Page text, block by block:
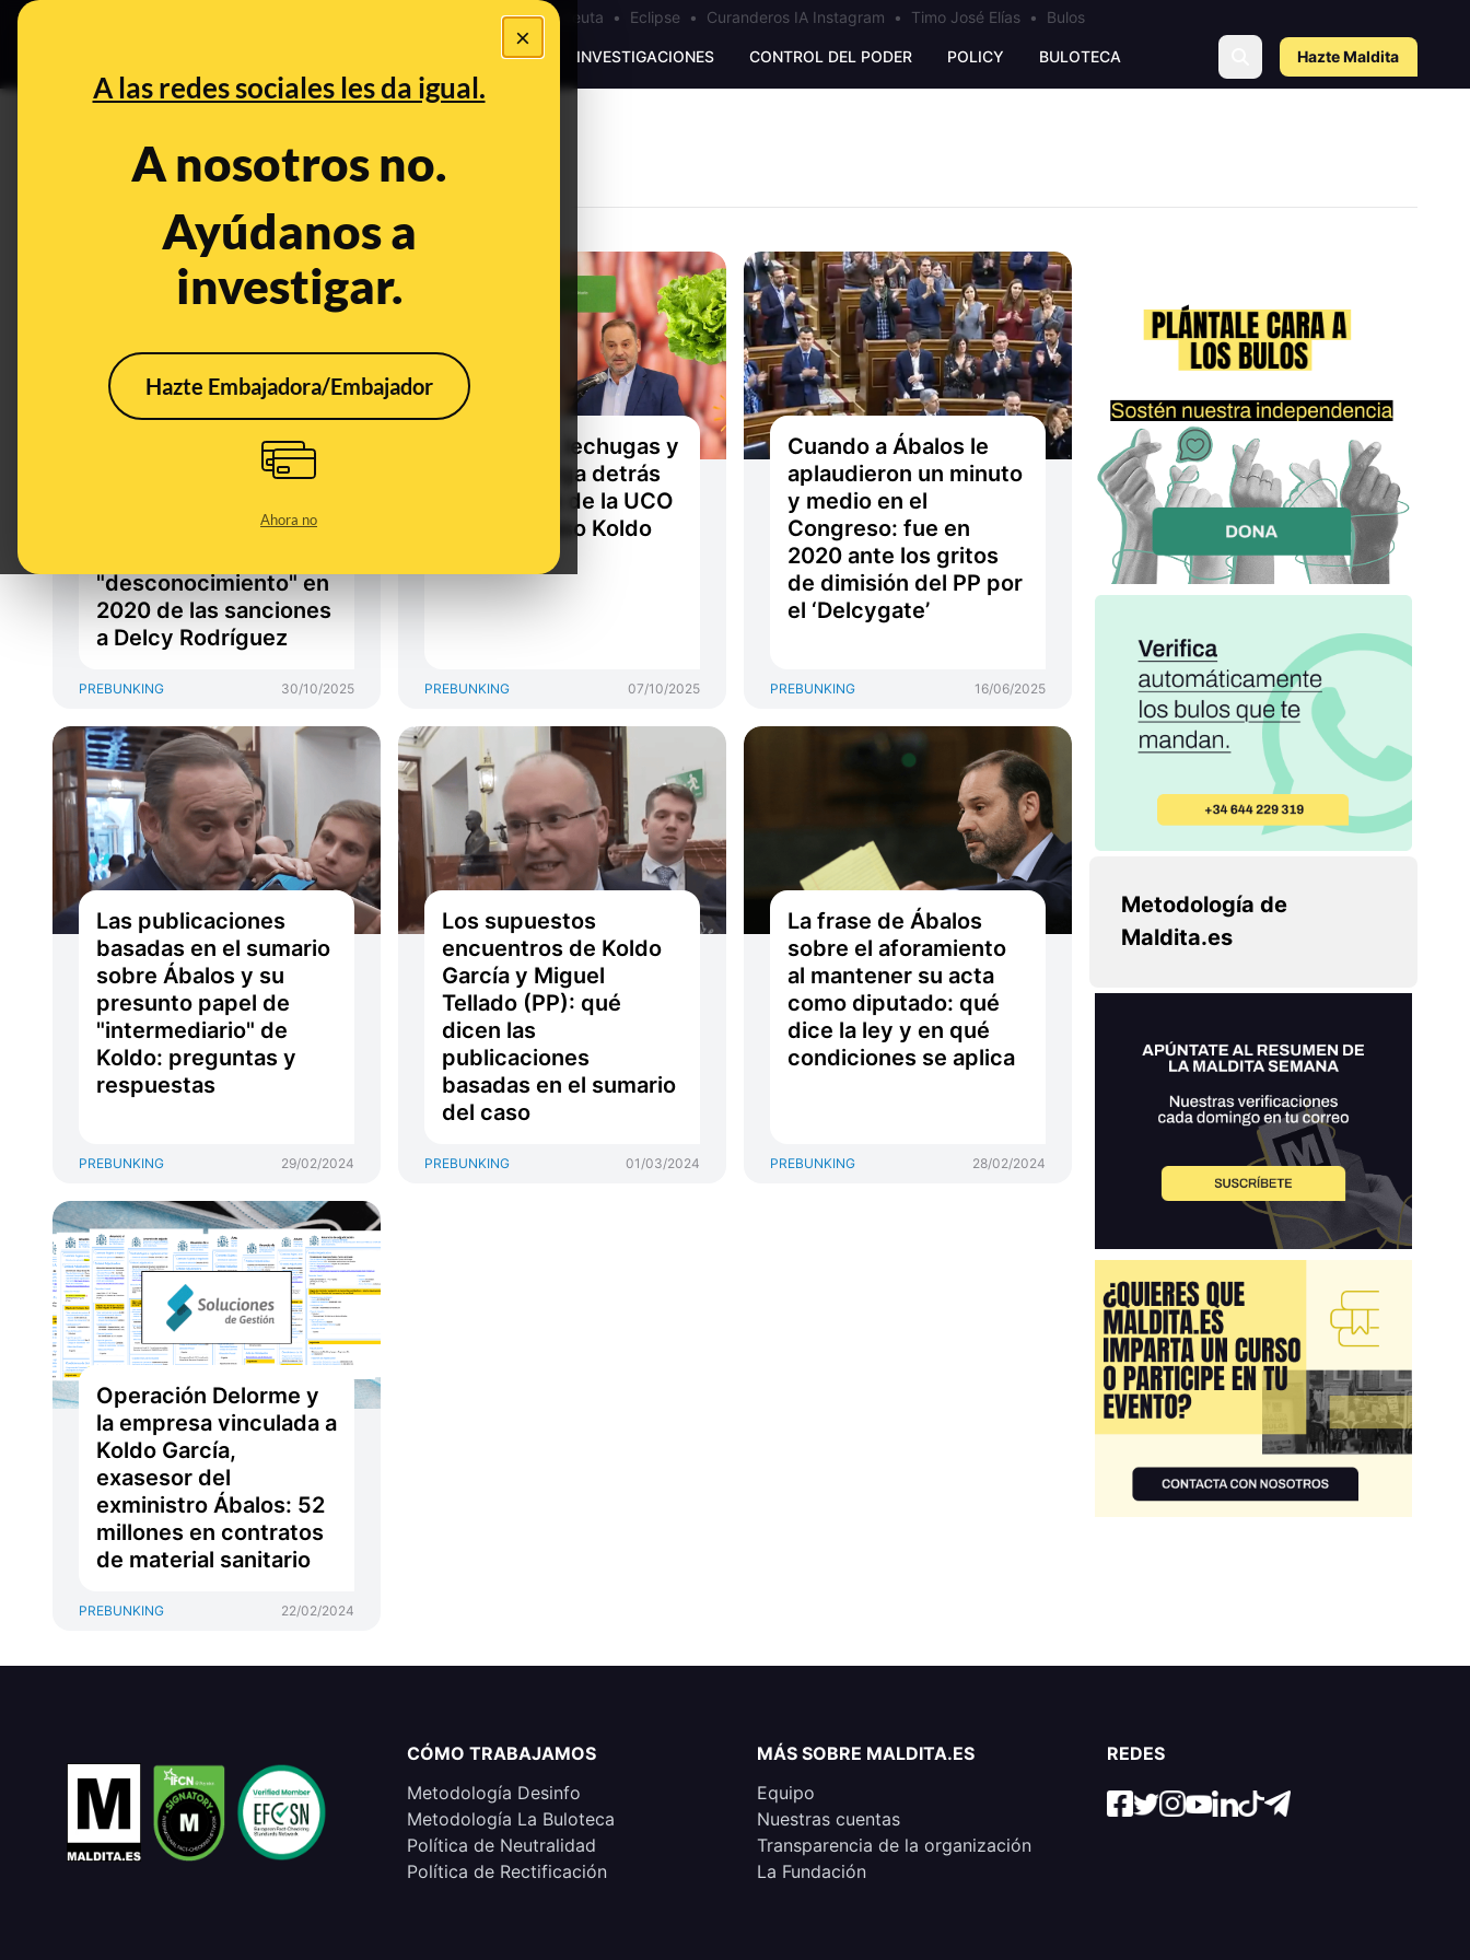
×
A las redes sociales les da igual.
A nosotros no.
Ayúdanos a
investigar.
Hazte Embajadora/Embajador
Ahora no
•Bulos Ceuta • Eclipse • Curanderos IA Instagram • Timo José Elías• Bulos
PREBUNKING INVESTIGACIONES CONTROL DEL PODER POLICY BULOTECA Hazte Maldita
Pedro Sánchez en la
comisión del Senado
reconocer cobros en
"desconocimiento" en
2020 de las sanciones
a Delcy Rodríguez
PREBUNKING 30/10/2025
Chistorras, lechugas y
soles: la jerga detrás
del informe de la UCO
sobre el Caso Koldo
PREBUNKING 07/10/2025
Cuando a Ábalos le
aplaudieron un minuto
y medio en el
Congreso: fue en
2020 ante los gritos
de dimisión del PP por
el ‘Delcygate’
PREBUNKING 16/06/2025
Las publicaciones
basadas en el sumario
sobre Ábalos y su
presunto papel de
"intermediario" de
Koldo: preguntas y
respuestas
PREBUNKING 29/02/2024
Los supuestos
encuentros de Koldo
García y Miguel
Tellado (PP): qué
dicen las
publicaciones
basadas en el sumario
del caso
PREBUNKING 01/03/2024
La frase de Ábalos
sobre el aforamiento
al mantener su acta
como diputado: qué
dice la ley y en qué
condiciones se aplica
PREBUNKING 28/02/2024
Operación Delorme y
la empresa vinculada a
Koldo García,
exasesor del
exministro Ábalos: 52
millones en contratos
de material sanitario
PREBUNKING 22/02/2024
Metodología de
Maldita.es
CÓMO TRABAJAMOS
Metodología Desinfo
Metodología La Buloteca
Política de Neutralidad
Política de Rectificación
MÁS SOBRE MALDITA.ES
Equipo
Nuestras cuentas
Transparencia de la organización
La Fundación
REDES